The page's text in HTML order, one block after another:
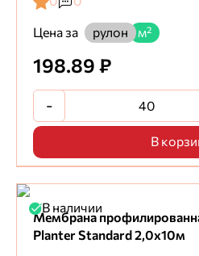
Цена за
рулон м²
198.89 ₽
-
В
В наличии
Мембрана
Planter Standard 2,0х10м